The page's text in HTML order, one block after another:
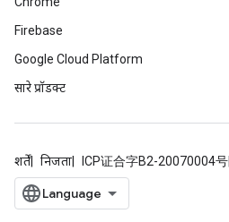
Firebase
Google Cloud Platform
सारे प्रॉडक्ट
शर्तें निजता ICP证合字B2-20070004号